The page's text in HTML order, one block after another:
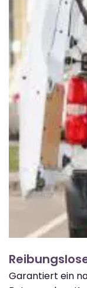
Garantiert ein